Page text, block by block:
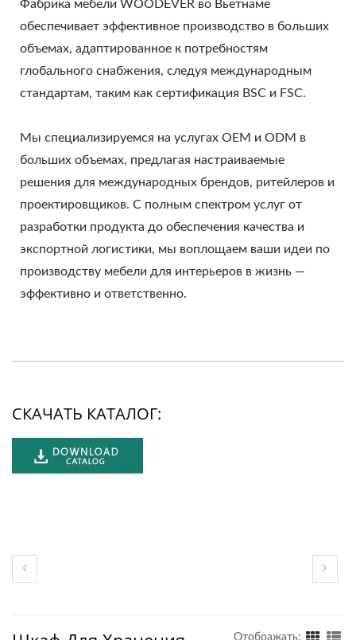
Фабрика мебели WOODEVER во Вьетнаме
обеспечивает эффективное производство в больших
объемах, адаптированное к потребностям
глобального снабжения, следуя международным
стандартам, таким как сертификация BSC и FSC.
Мы специализируемся на услугах OEM и ODM в
больших объемах, предлагая настраиваемые
решения для международных брендов, ритейлеров и
проектировщиков. С полным спектром услуг от
разработки продукта до обеспечения качества и
экспортной логистики, мы воплощаем ваши идеи по
производству мебели для интерьеров в жизнь —
эффективно и ответственно.
СКАЧАТЬ КАТАЛОГ: